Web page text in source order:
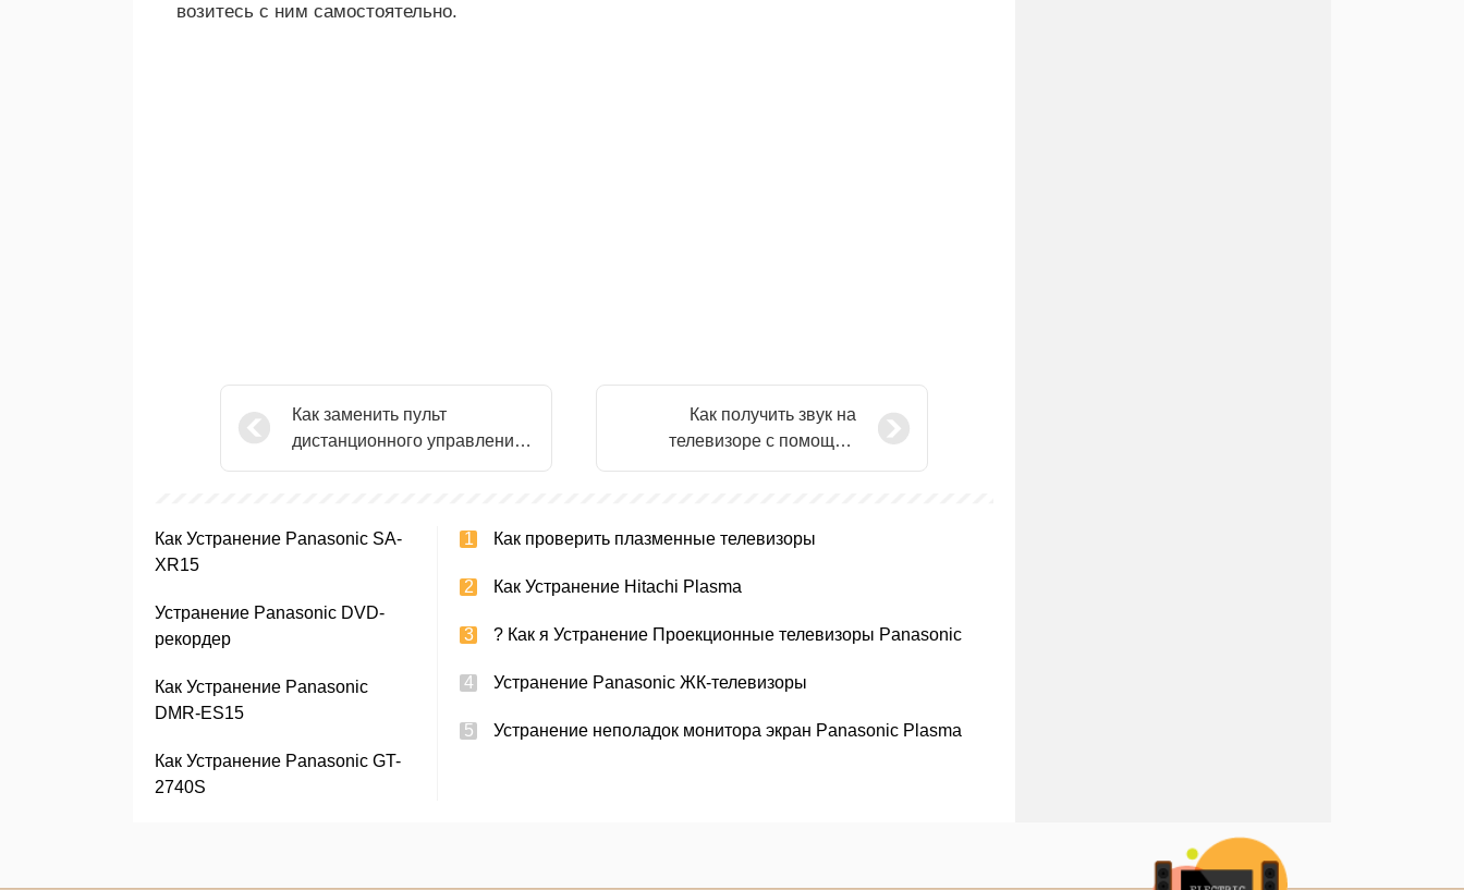
возитесь с ним самостоятельно.
Как заменить пульт
дистанционного управления
телевизором
Как получить звук на
телевизоре с помощью
кабелей HDMI?
Как Устранение Panasonic SA-
XR15
Устранение Panasonic DVD-
рекордер
Как Устранение Panasonic
DMR-ES15
Как Устранение Panasonic GT-
2740S
Как проверить плазменные телевизоры
Как Устранение Hitachi Plasma
? Как я Устранение Проекционные телевизоры Panasonic
Устранение Panasonic ЖК-телевизоры
Устранение неполадок монитора экран Panasonic Plasma